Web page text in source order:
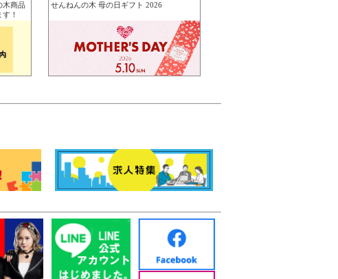
木商品
！
せんねんの木 母の日ギフト 2026